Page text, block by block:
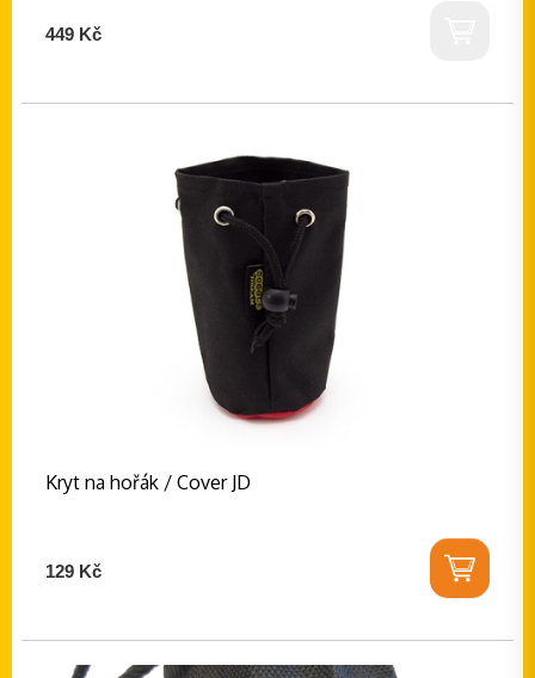
449 Kč
Kryt na hořák / Cover JD
129 Kč